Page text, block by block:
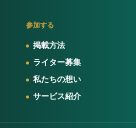
参加する
掲載方法
ライター募集
私たちの想い
サービス紹介